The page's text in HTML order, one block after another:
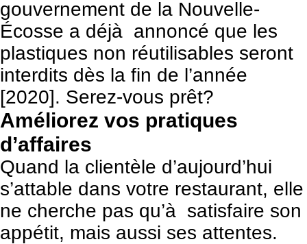
gouvernement de la Nouvelle-
Écosse a déjà annoncé que les
plastiques non réutilisables seront
interdits dès la fin de l’année
[2020]. Serez-vous prêt?
Améliorez vos pratiques
d’affaires
Quand la clientèle d’aujourd’hui
s’attable dans votre restaurant, elle
ne cherche pas qu’à satisfaire son
appétit, mais aussi ses attentes.